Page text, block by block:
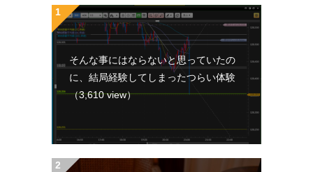
そんな事にはならないと思っていたの
に、結局経験してしまったつらい体験
（3,610 view）